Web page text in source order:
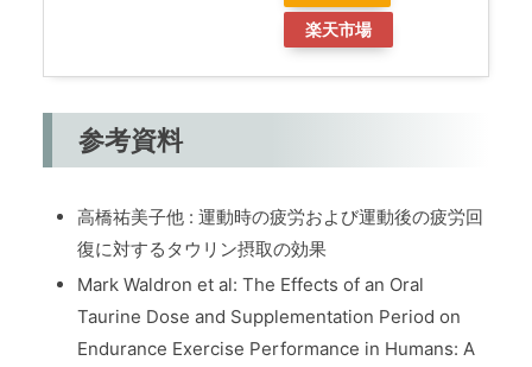
楽天市場
参考資料
高橋祐美子他 : 運動時の疲労および運動後の疲労回
復に対するタウリン摂取の効果
Mark Waldron et al: The Effects of an Oral
Taurine Dose and Supplementation Period on
Endurance Exercise Performance in Humans: A